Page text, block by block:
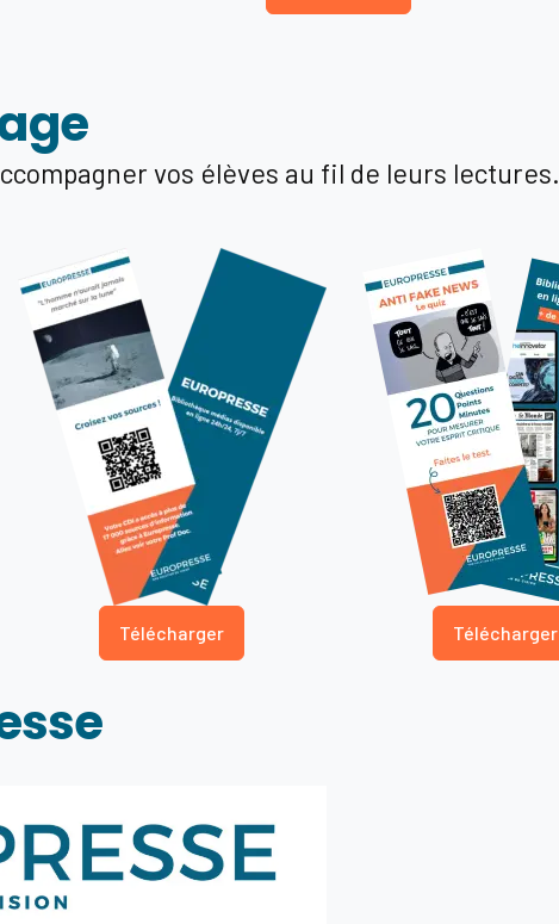
vos élèves au fil de leurs lectures.
Télécharger Télécharger